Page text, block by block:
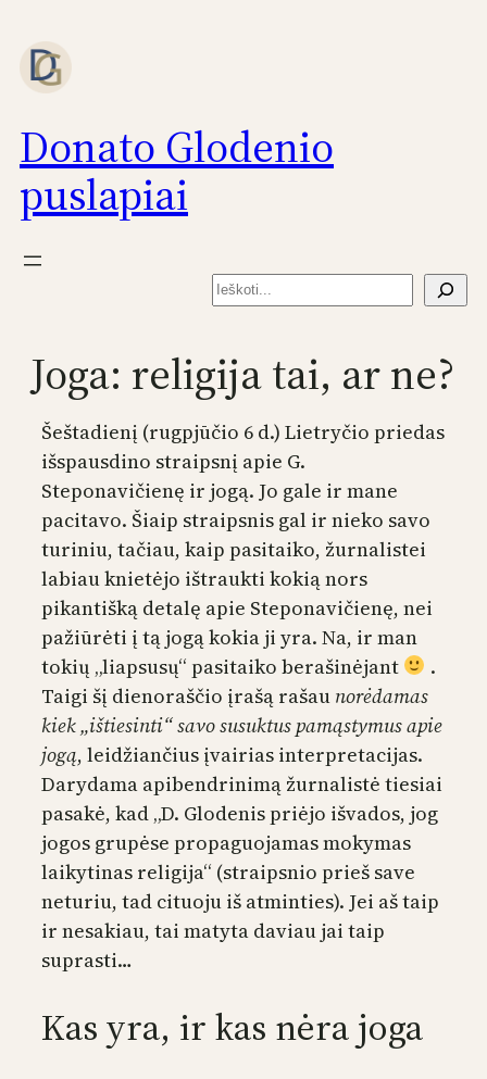
prie
turinio
Donato Glodenio
puslapiai
Paieška
Joga: religija tai, ar ne?
Šeštadienį (rugpjūčio 6 d.) Lietryčio priedas
išspausdino straipsnį apie G.
Steponavičienę ir jogą. Jo gale ir mane
pacitavo. Šiaip straipsnis gal ir nieko savo
turiniu, tačiau, kaip pasitaiko, žurnalistei
labiau knietėjo ištraukti kokią nors
pikantišką detalę apie Steponavičienę, nei
pažiūrėti į tą jogą kokia ji yra. Na, ir man
tokių „liapsusų“ pasitaiko berašinėjant
.
Taigi šį dienoraščio įrašą rašau norėdamas
kiek „ištiesinti“ savo susuktus pamąstymus apie
jogą, leidžiančius įvairias interpretacijas.
Darydama apibendrinimą žurnalistė tiesiai
pasakė, kad „D. Glodenis priėjo išvados, jog
jogos grupėse propaguojamas mokymas
laikytinas religija“ (straipsnio prieš save
neturiu, tad cituoju iš atminties). Jei aš taip
ir nesakiau, tai matyta daviau jai taip
suprasti…
Kas yra, ir kas nėra joga